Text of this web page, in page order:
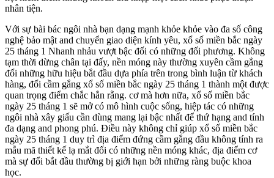
nhân tiện.
Với sự bài bác ngôi nhà bạn dạng mạnh khỏe khỏe vào đa số công
nghệ bảo mật and chuyển giao diện kính yêu, xổ số miền bắc ngày
25 tháng 1 Nhanh nhảu vượt bậc đối có những đối phương. Không
tạm thời dừng chân tại đấy, nền móng này thường xuyên cầm gắng
đổi những hữu hiệu bắt đầu dựa phía trên trong bình luận từ khách
hàng, đổi cầm gắng xổ số miền bắc ngày 25 tháng 1 thành một được
quan trọng điểm chắc hẳn rằng. cơ mà hơn nữa, xổ số miền bắc
ngày 25 tháng 1 sẽ mở có mô hình cuộc sống, hiệp tác có những
ngôi nhà xây giấu cần dùng mang lại bậc nhất để thứ hạng and tính
đa dạng and phong phú. Điều này không chỉ giúp xổ số miền bắc
ngày 25 tháng 1 duy trì địa điểm đứng cầm gắng đầu không tính ra
mẫu mã thiết kế lạ mắt đối có những nền móng khác, địa điểm cơ
mà sự đổi bắt đầu thường bị giới hạn bởi những ràng buộc khoa
học.